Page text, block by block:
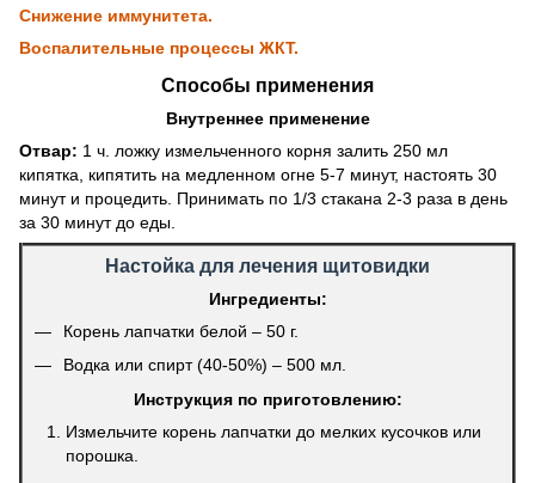
Снижение иммунитета.
Воспалительные процессы ЖКТ.
Способы применения
Внутреннее применение
Отвар: 1 ч. ложку измельченного корня залить 250 мл
кипятка, кипятить на медленном огне 5-7 минут, настоять 30
минут и процедить. Принимать по 1/3 стакана 2-3 раза в день
за 30 минут до еды.
Настойка для лечения щитовидки
Ингредиенты:
Корень лапчатки белой – 50 г.
Водка или спирт (40-50%) – 500 мл.
Инструкция по приготовлению:
Измельчите корень лапчатки до мелких кусочков или
порошка.